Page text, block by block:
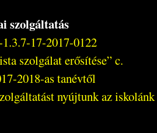
szolgáltatás
17-2017-0122
szolgálat erősítése” c.
2018-as tanévtől
nyújtunk az iskolánk